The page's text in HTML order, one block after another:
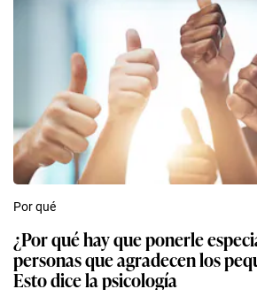
Por qué
¿Por qué hay que ponerle
personas que agradecen los
Esto dice la psicología